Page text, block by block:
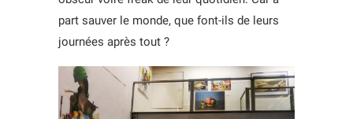
part sauver le monde, que font-ils de leurs
journées après tout ?